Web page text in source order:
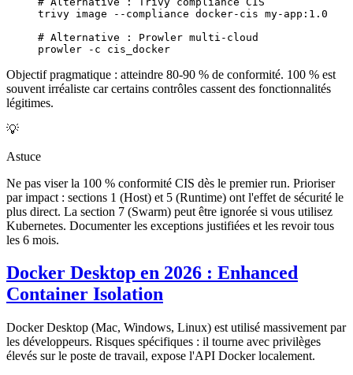
trivy image --compliance docker-cis my-app:1.0
# Alternative : Prowler multi-cloud
prowler -c cis_docker
Objectif pragmatique : atteindre 80-90 % de conformité. 100 % est
souvent irréaliste car certains contrôles cassent des fonctionnalités
légitimes.
💡
Astuce
Ne pas viser la 100 % conformité CIS dès le premier run. Prioriser
par impact : sections 1 (Host) et 5 (Runtime) ont l'effet de sécurité le
plus direct. La section 7 (Swarm) peut être ignorée si vous utilisez
Kubernetes. Documenter les exceptions justifiées et les revoir tous
les 6 mois.
Docker Desktop en 2026 : Enhanced
Container Isolation
Docker Desktop (Mac, Windows, Linux) est utilisé massivement par
les développeurs. Risques spécifiques : il tourne avec privilèges
élevés sur le poste de travail, expose l'API Docker localement.